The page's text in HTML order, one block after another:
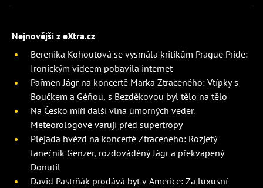
Nejnovější z eXtra.cz
Berenika Kohoutová se vysmála kritikům Prague Pride:
Ironickým videem pobavila internet
Pařmen Jágr na koncertě Marka Ztraceného: Vtípky s
Boučkem a Géňou, s Bezděkovou byl tělo na tělo
Na Česko míří další vlna úmorných veder.
Meteorologové varují před supertropy
Plejáda hvězd na koncertě Ztraceného: Rozjetý
tanečník Genzer, rozdováděný Jágr a překvapený
Donutil
David Pastrňák prodává byt v Americe: Za luxusní